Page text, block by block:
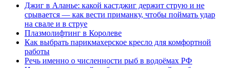
Джиг в Аланье: какой кастджиг держит струю и не
срывается — как вести приманку, чтобы поймать удар
на свале и в струе
Плазмолифтинг в Королеве
Как выбрать парикмахерское кресло для комфортной
работы
Речь именно о численности рыб в водоёмах РФ